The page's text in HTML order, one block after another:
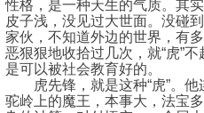
性格，是一种天生的气质。其
皮子浅，没见过大世面。没碰
家伙，不知道外边的世界，有
恶狠狠地收拾过几次，就“虎”
是可以被社会教育好的。
虎先锋，就是这种“虎”。他
驼岭上的魔王，本事大，法宝